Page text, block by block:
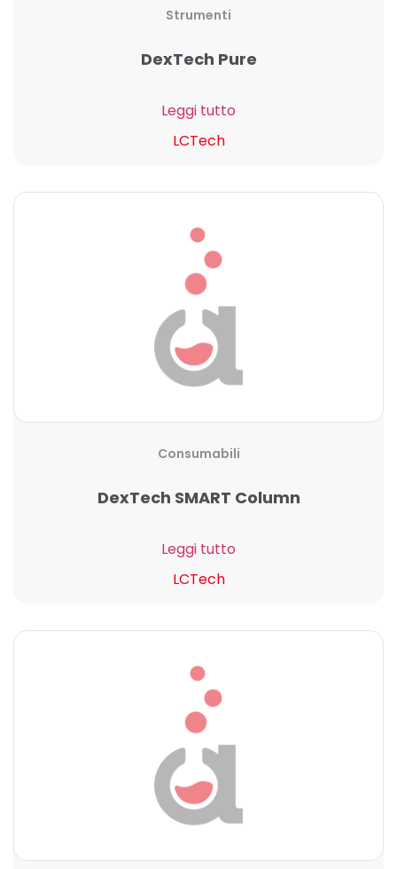
Strumenti
DexTech Pure
Leggi tutto
LCTech
Consumabili
DexTech SMART Column
Leggi tutto
LCTech